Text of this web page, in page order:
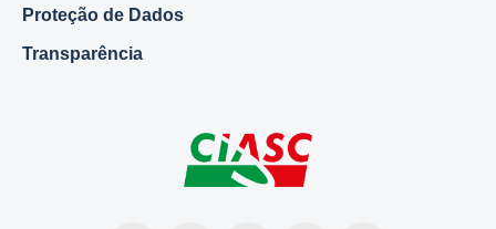
Proteção de Dados
Transparência